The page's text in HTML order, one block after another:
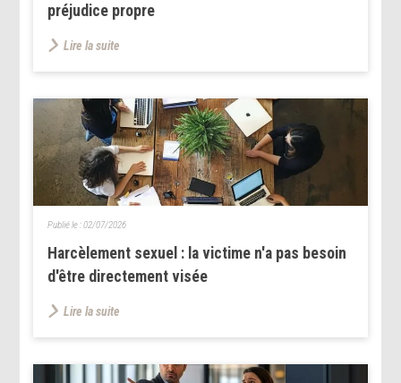
préjudice propre
Lire la suite
Harcèlement sexuel : la victime n'a pas besoin
d'être directement visée
Publié le :02/07/2026
Lire la suite